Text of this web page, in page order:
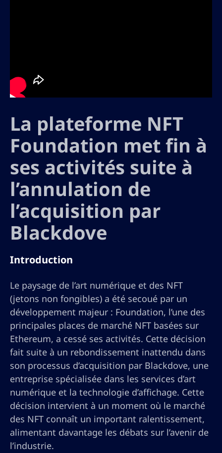
La plateforme NFT
Foundation met fin à
ses activités suite à
l’annulation de
l’acquisition par
Blackdove
Introduction
Le paysage de l’art numérique et des NFT
(jetons non fongibles) a été secoué par un
développement majeur : Foundation, l’une des
principales places de marché NFT basées sur
Ethereum, a cessé ses activités. Cette décision
fait suite à un rebondissement inattendu dans
son processus d’acquisition par Blackdove, une
entreprise spécialisée dans les services d’art
numérique et la technologie d’affichage. Cette
décision intervient à un moment où le marché
des NFT connaît un important ralentissement,
alimentant davantage les débats sur l’avenir de
l’industrie.